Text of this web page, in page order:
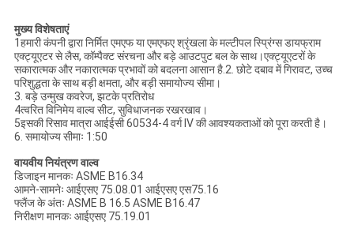
मुख्य विशेषताएं
1हमारी कंपनी द्वारा निर्मित एमएफ या एमएफए श्रृंखला के मल्टीपल स्प्रिंग्स डायफ्राम
एक्ट्यूएटर से लैस, कॉम्पैक्ट संरचना और बड़े आउटपुट बल के साथ।एक्ट्यूएटरों के
सकारात्मक और नकारात्मक प्रभावों को बदलना आसान है.2. छोटे दबाव में गिरावट, उच्च
परिशुद्धता के साथ बड़ी क्षमता, और बड़ी समायोज्य सीमा।
3. बड़े उन्मुख कवरेज, झटके प्रतिरोध
4त्वरित विनिमेय वाल्व सीट, सुविधाजनक रखरखाव।
5इसकी रिसाव मात्रा आईईसी 60534-4 वर्ग IV की आवश्यकताओं को पूरा करती है।
6. समायोज्य सीमाः 1:50
वायवीय नियंत्रण वाल्व
डिजाइन मानकः ASME B16.34
आमने-सामनेः आईएसए 75.08.01 आईएसए एस75.16
फ्लैंज के अंतः ASME B 16.5 ASME B16.47
निरीक्षण मानकः आईएसए 75.19.01